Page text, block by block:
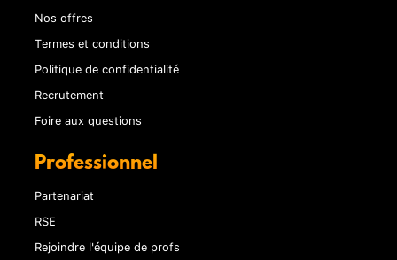
Nos offres
Termes et conditions
Politique de confidentialité
Recrutement
Foire aux questions
Professionnel
Partenariat
RSE
Rejoindre l'équipe de profs